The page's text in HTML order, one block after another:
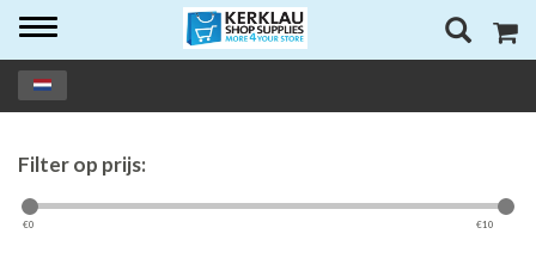
Toggle
Filter op prijs:
€0 €10